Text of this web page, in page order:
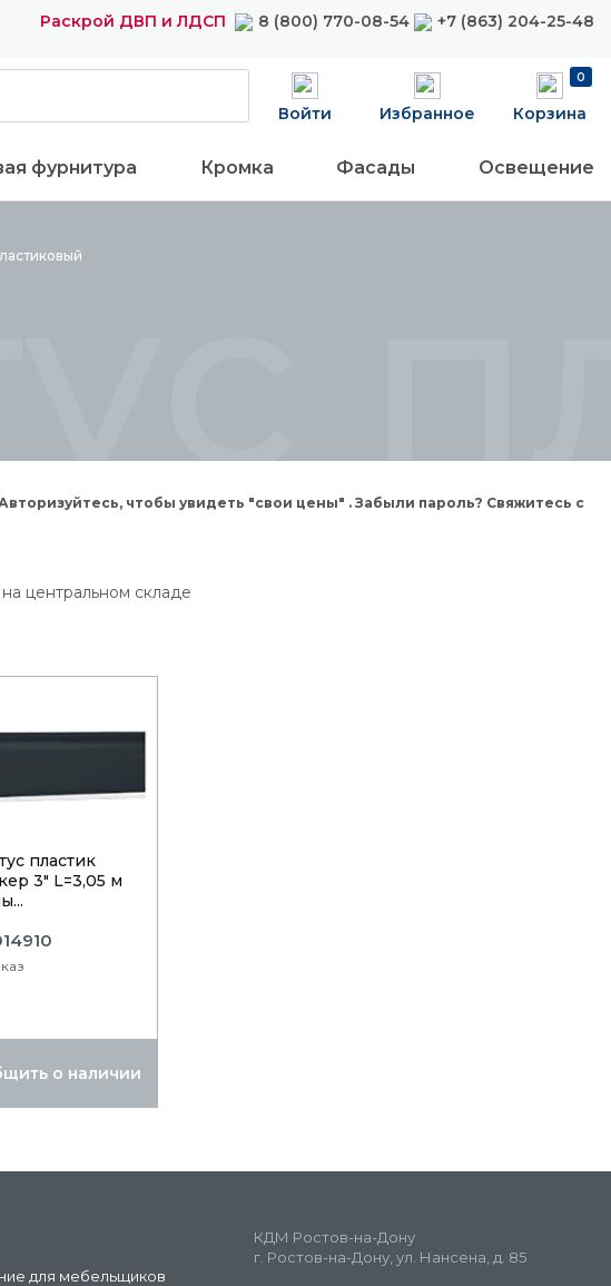
Раскрой ДВП и ЛДСП 8 (800) 770-08-54 +7 (863) 204-25-48
Войти Избранное
0
Корзина
фурнитура Кромка Фасады Освещение
чтобы увидеть "свои цены" . Забыли пароль? Свяжитесь с
центральном складе
пластик
3" L=3,05 м
о наличии
для мебельщиков
КДМ Ростов-на-Дону
г. Ростов-на-Дону, ул. Нансена, д. 85